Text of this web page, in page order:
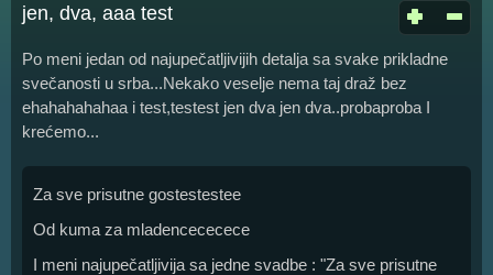
jen, dva, aaa test
Po meni jedan od najupečatljivijih detalja sa svake prikladne
svečanosti u srba...Nekako veselje nema taj draž bez
ehahahahahaa i test,testest jen dva jen dva..probaproba I
krećemo...
Za sve prisutne gostestestee
Od kuma za mladencececece
I meni najupečatljivija sa jedne svadbe : "Za sve prisutne